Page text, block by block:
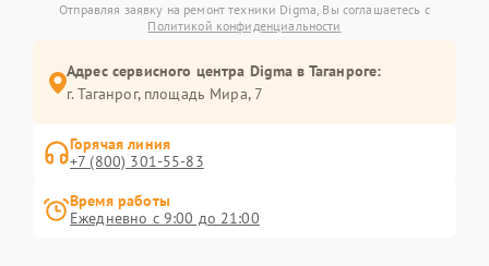
Отправляя заявку на ремонт техники Digma, Вы соглашаетесь с
Политикой конфиденциальности
Адрес сервисного центра Digma в Таганроге:
г. Таганрог, площадь Мира, 7
Горячая линия
+7 (800) 301-55-83
Время работы
Ежедневно с 9:00 до 21:00